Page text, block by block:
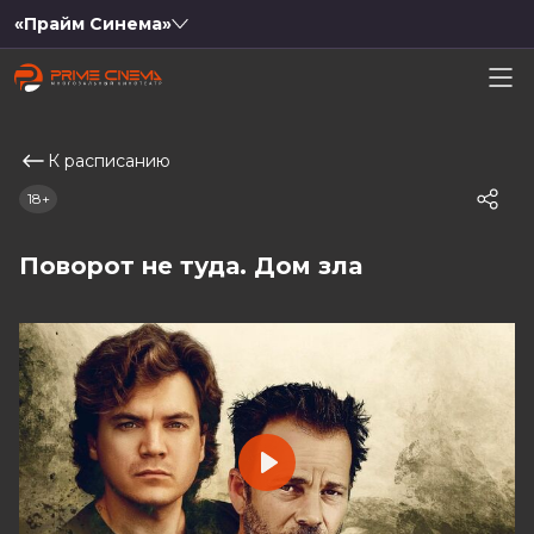
«Прайм Синема»
К расписанию
Поворот не туда. Дом зла
18+
Play